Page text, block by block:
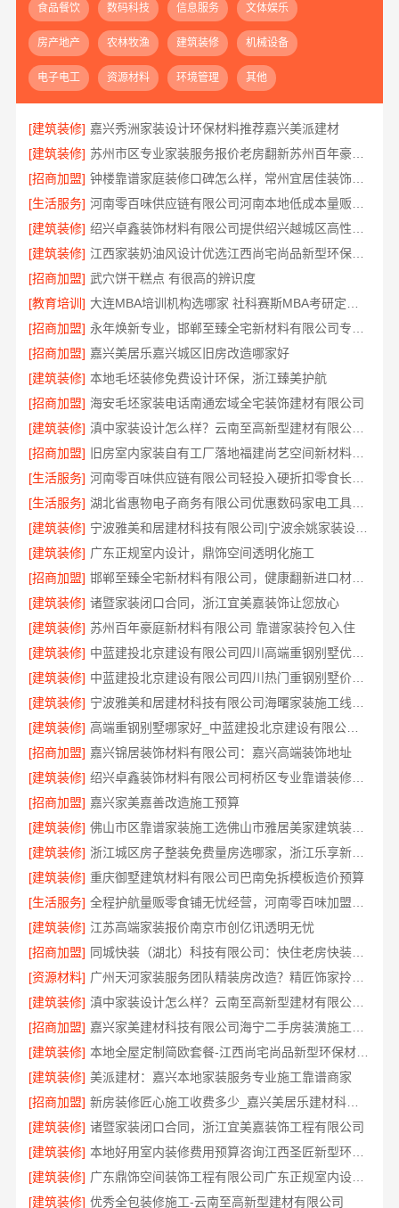
食品餐饮 数码科技 信息服务 文体娱乐
房产地产 农林牧渔 建筑装修 机械设备
电子电工 资源材料 环境管理 其他
[建筑装修] 嘉兴秀洲家装设计环保材料推荐嘉兴美派建材
[建筑装修]
苏州市区专业家装服务报价老房翻新苏州百年豪庭新材料有限公司
[招商加盟]
钟楼靠谱家庭装修口碑怎么样，常州宜居佳装饰好评案例
[生活服务]
[建筑装修]
[建筑装修]
江西家装奶油风设计优选江西尚宅尚品新型环保材料有限公司
[招商加盟] 武穴饼干糕点 有很高的辨识度
[教育培训]
[招商加盟]
[招商加盟] 嘉兴美居乐嘉兴城区旧房改造哪家好
[建筑装修] 本地毛坯装修免费设计环保，浙江臻美护航
[招商加盟] 海安毛坯家装电话南通宏域全宅装饰建材有限公司
[建筑装修]
滇中家装设计怎么样？云南至高新型建材有限公司设计专业
[招商加盟]
旧房室内家装自有工厂落地福建尚艺空间新材料科技有限公司
[生活服务]
河南零百味供应链有限公司轻投入硬折扣零食长久经营
[生活服务]
湖北省惠物电子商务有限公司优惠数码家电工具价格
[建筑装修]
宁波雅美和居建材科技有限公司|宁波余姚家装设计到店咨询
[建筑装修] 广东正规室内设计，鼎饰空间透明化施工
[招商加盟]
邯郸至臻全宅新材料有限公司，健康翻新进口材料开启绿色人居
[建筑装修] 诸暨家装闭口合同，浙江宜美嘉装饰让您放心
[建筑装修] 苏州百年豪庭新材料有限公司 靠谱家装拎包入住
[建筑装修]
中蓝建投北京建设有限公司四川高端重钢别墅优选指南
[建筑装修]
中蓝建投北京建设有限公司四川热门重钢别墅价格参考
[建筑装修]
[建筑装修]
高端重钢别墅哪家好_中蓝建投北京建设有限公司四川
[招商加盟] 嘉兴锦居装饰材料有限公司：嘉兴高端装饰地址
[建筑装修]
绍兴卓鑫装饰材料有限公司柯桥区专业靠谱装修施工队
[招商加盟] 嘉兴家美嘉善改造施工预算
[建筑装修]
佛山市区靠谱家装施工选佛山市雅居美家建筑装饰工程有限公司
[建筑装修]
浙江城区房子整装免费量房选哪家，浙江乐享新材料有限公司
[建筑装修] 重庆御墅建筑材料有限公司巴南免拆模板造价预算
[生活服务]
[建筑装修] 江苏高端家装报价南京市创亿讯透明无忧
[招商加盟]
同城快装（湖北）科技有限公司：快住老房快装，工期保障
[资源材料]
[建筑装修]
滇中家装设计怎么样？云南至高新型建材有限公司口碑佳
[招商加盟]
[建筑装修]
本地全屋定制简欧套餐-江西尚宅尚品新型环保材料有限公司
[建筑装修] 美派建材：嘉兴本地家装服务专业施工靠谱商家
[招商加盟]
新房装修匠心施工收费多少_嘉兴美居乐建材科技有限公司
[建筑装修] 诸暨家装闭口合同，浙江宜美嘉装饰工程有限公司
[建筑装修]
本地好用室内装修费用预算咨询江西圣匠新型环保材料有限公司
[建筑装修]
广东鼎饰空间装饰工程有限公司广东正规室内设计透明化施工
[建筑装修] 优秀全包装修施工-云南至高新型建材有限公司